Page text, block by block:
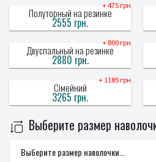
+ 475 грн
Полуторный на резинке
2555 грн.
+ 800 грн
Двуспальный на резинке
2880 грн.
+ 1185 грн
Сімейний
3265 грн.
Выберите размер
Выберите размер наволочки...